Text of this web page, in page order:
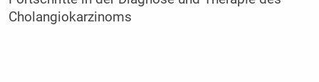
Cholangiokarzinoms